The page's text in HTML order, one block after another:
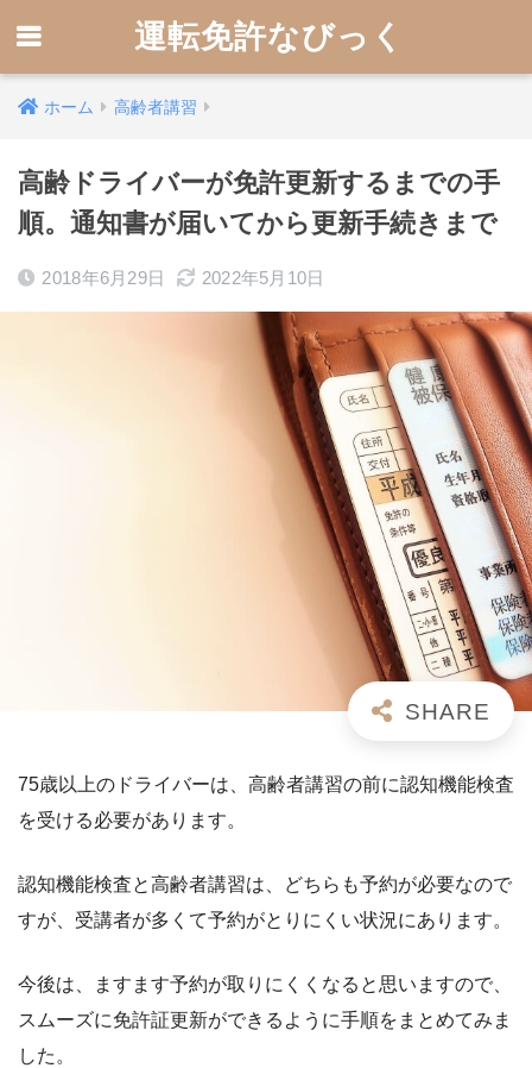
運転免許なびっく
ホーム 高齢者講習
高齢ドライバーが免許更新するまでの手
順。通知書が届いてから更新手続きまで
2018年6月29日 2022年5月10日
75歳以上のドライバーは、高齢者講習の前に認知機能検査
を受ける必要があります。
認知機能検査と高齢者講習は、どちらも予約が必要なので
すが、受講者が多くて予約がとりにくい状況にあります。
今後は、ますます予約が取りにくくなると思いますので、
スムーズに免許証更新ができるように手順をまとめてみま
した。